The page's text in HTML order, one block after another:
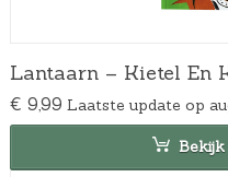
Lantaarn – Kietel En
€ 9,99 Laatste update op